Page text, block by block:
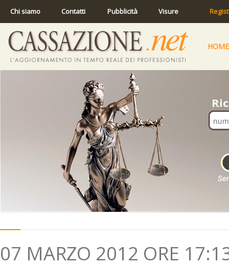
Chi siamo Contatti Pubblicità Visure
HOME
07 MARZO 2012 ORE